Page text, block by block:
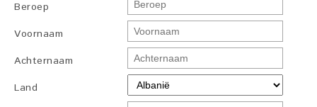
Beroep
Voornaam
Achternaam
Land